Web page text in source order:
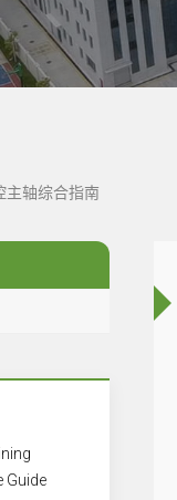
主轴综合指南
Guide